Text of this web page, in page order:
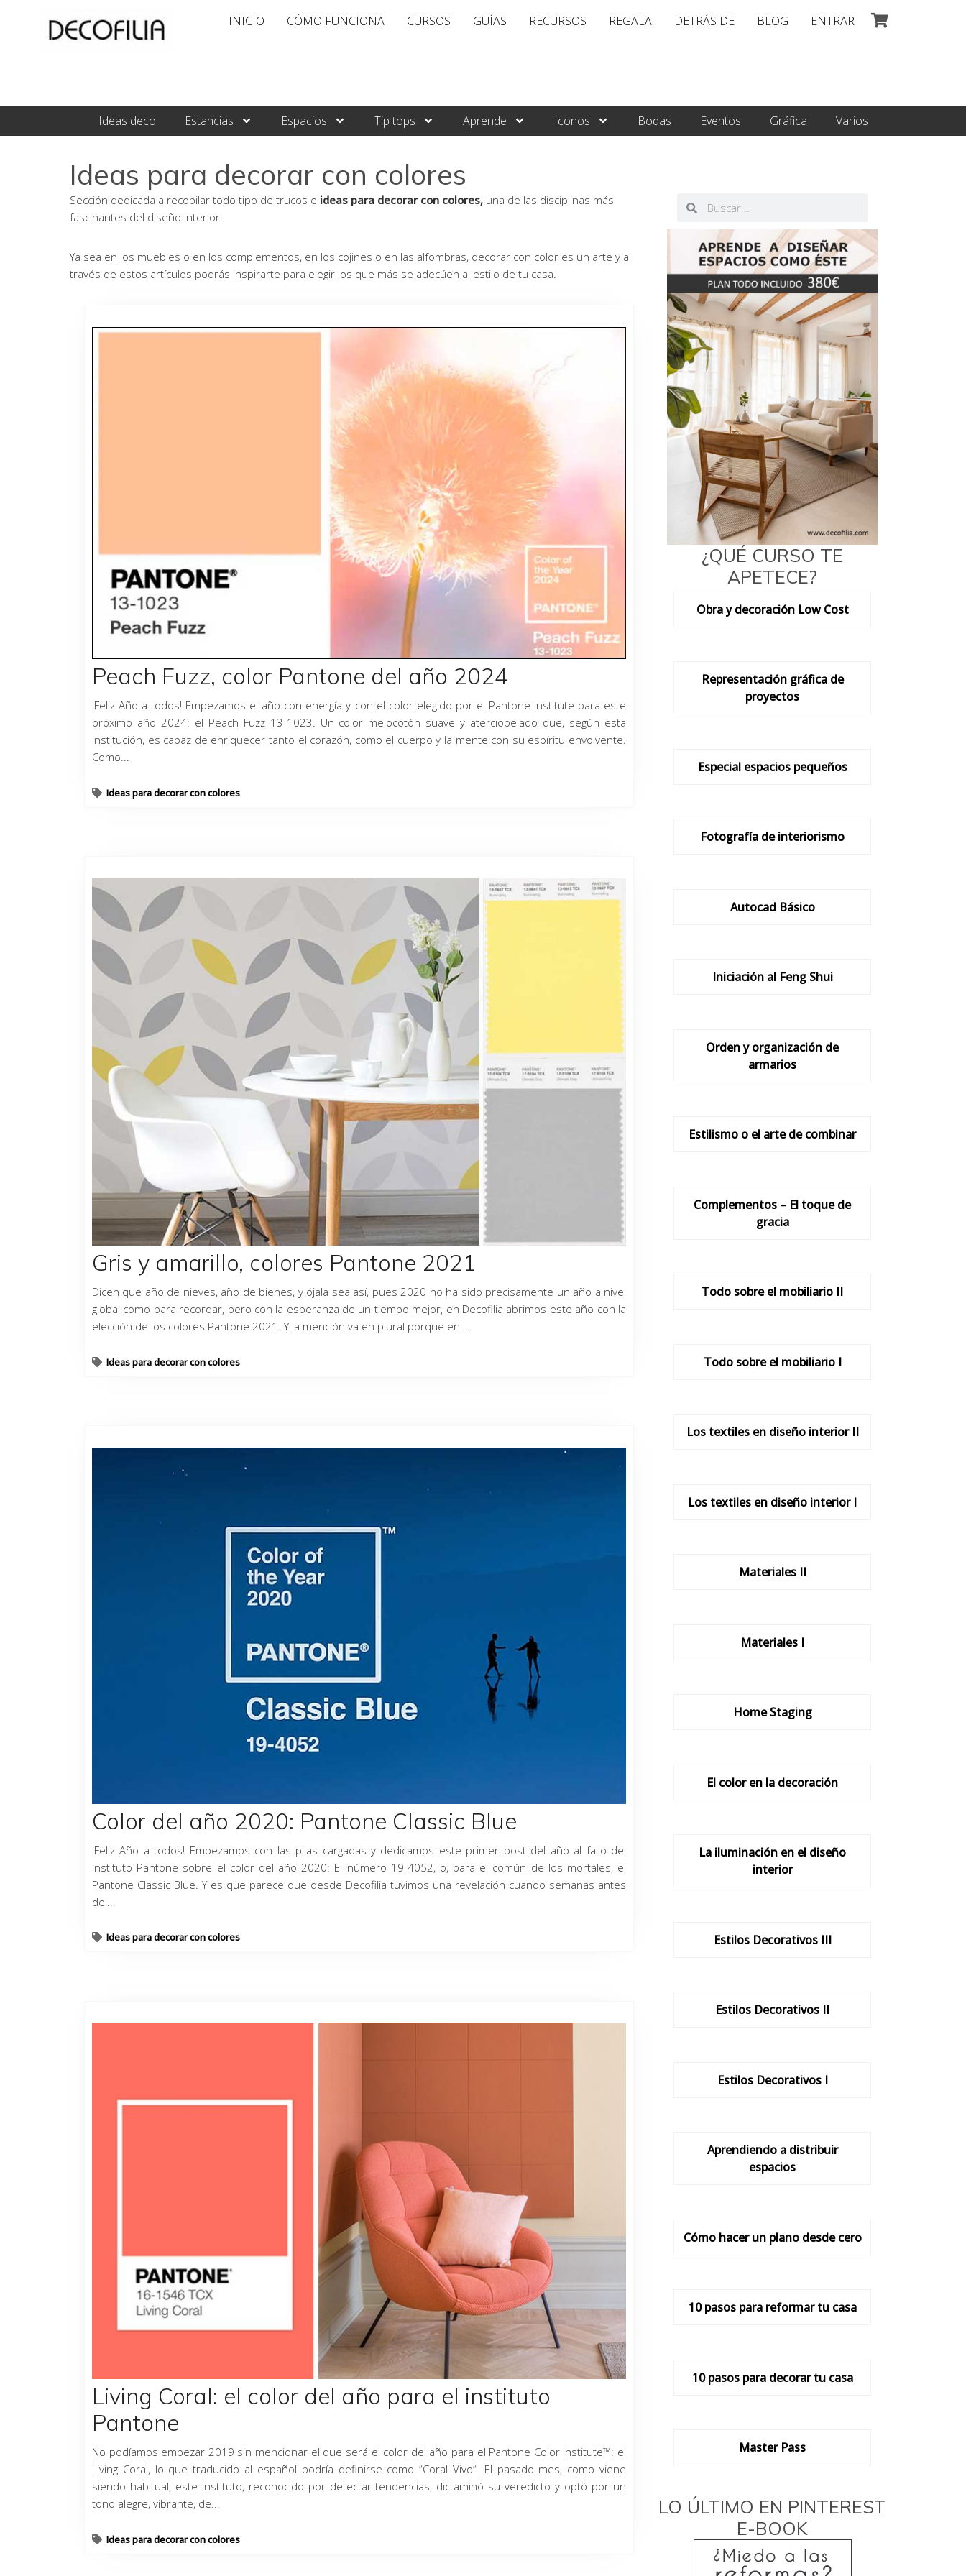
INICIO CÓMO FUNCIONA CURSOS GUÍAS RECURSOS REGALA DETRÁS DE BLOG ENTRAR
Ideas deco Estancias Espacios Tip tops Aprende Iconos Bodas Eventos Gráfica Varios
Ideas para decorar con colores
Sección dedicada a recopilar todo tipo de trucos e ideas para decorar con colores, una de las disciplinas más
fascinantes del diseño interior.
Ya sea en los muebles o en los complementos, en los cojines o en las alfombras, decorar con color es un arte y a
través de estos artículos podrás inspirarte para elegir los que más se adecúen al estilo de tu casa.
Peach Fuzz, color Pantone del año 2024
¡Feliz Año a todos! Empezamos el año con energía y con el color elegido por el Pantone Institute para este
próximo año 2024: el Peach Fuzz 13-1023. Un color melocotón suave y aterciopelado que, según esta
institución, es capaz de enriquecer tanto el corazón, como el cuerpo y la mente con su espíritu envolvente.
Como...
Ideas para decorar con colores
Gris y amarillo, colores Pantone 2021
Dicen que año de nieves, año de bienes, y ójala sea así, pues 2020 no ha sido precisamente un año a nivel
global como para recordar, pero con la esperanza de un tiempo mejor, en Decofilia abrimos este año con la
elección de los colores Pantone 2021. Y la mención va en plural porque en...
Ideas para decorar con colores
Color del año 2020: Pantone Classic Blue
¡Feliz Año a todos! Empezamos con las pilas cargadas y dedicamos este primer post del año al fallo del
Instituto Pantone sobre el color del año 2020: El número 19-4052, o, para el común de los mortales, el
Pantone Classic Blue. Y es que parece que desde Decofilia tuvimos una revelación cuando semanas antes
del...
Ideas para decorar con colores
Living Coral: el color del año para el instituto
Pantone
No podíamos empezar 2019 sin mencionar el que será el color del año para el Pantone Color Institute™: el
Living Coral, lo que traducido al español podría definirse como “Coral Vivo“. El pasado mes, como viene
siendo habitual, este instituto, reconocido por detectar tendencias, dictaminó su veredicto y optó por un
tono alegre, vibrante, de...
Ideas para decorar con colores
¿QUÉ CURSO TE
APETECE?
Obra y decoración Low Cost
Representación gráfica de
proyectos
Especial espacios pequeños
Fotografía de interiorismo
Autocad Básico
Iniciación al Feng Shui
Orden y organización de
armarios
Estilismo o el arte de combinar
Complementos – El toque de
gracia
Todo sobre el mobiliario II
Todo sobre el mobiliario I
Los textiles en diseño interior II
Los textiles en diseño interior I
Materiales II
Materiales I
Home Staging
El color en la decoración
La iluminación en el diseño
interior
Estilos Decorativos III
Estilos Decorativos II
Estilos Decorativos I
Aprendiendo a distribuir
espacios
Cómo hacer un plano desde cero
10 pasos para reformar tu casa
10 pasos para decorar tu casa
Master Pass
LO ÚLTIMO EN PINTEREST
E-BOOK